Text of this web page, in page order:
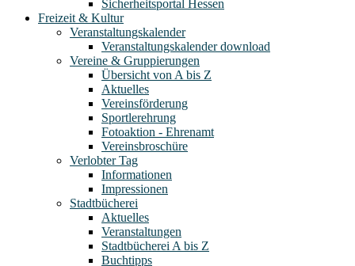
Sicherheitsportal Hessen
Freizeit & Kultur
Veranstaltungskalender
Veranstaltungskalender download
Vereine & Gruppierungen
Übersicht von A bis Z
Aktuelles
Vereinsförderung
Sportlerehrung
Fotoaktion - Ehrenamt
Vereinsbroschüre
Verlobter Tag
Informationen
Impressionen
Stadtbücherei
Aktuelles
Veranstaltungen
Stadtbücherei A bis Z
Buchtipps